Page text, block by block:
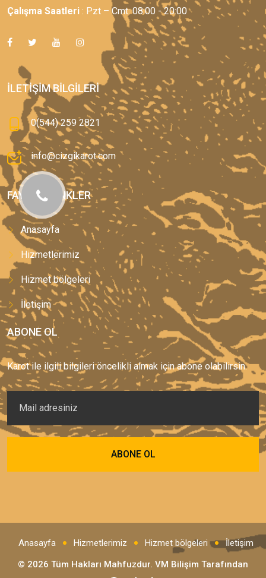
Çalışma Saatleri : Pzt – Cmt: 08:00 - 20:00
İLETIŞIM BILGILERI
0(544) 259 2821
info@cizgikarot.com
FAYDALI LINKLER
Anasayfa
Hizmetlerimiz
Hizmet bölgeleri
İletişim
ABONE OL
Karot ile ilgili bilgileri öncelikli almak için abone olabilirsin.
Anasayfa Hizmetlerimiz Hizmet bölgeleri
İletişim
© 2026 Tüm Hakları Mahfuzdur. VM Bilişim Tarafından